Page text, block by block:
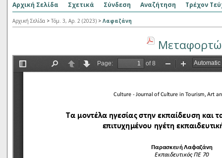
Αρχική Σελίδα Σχετικά Σύνδεση Αναζήτηση Τρέχον
Αρχική Σελίδα > Τόμ. 3, Αρ. 2 (2023) > Λαφαζάνη